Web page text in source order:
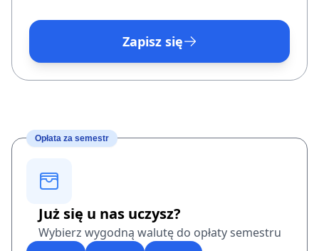
Zapisz się
Opłata za semestr
Już się u nas uczysz?
Wybierz wygodną walutę do opłaty semestru